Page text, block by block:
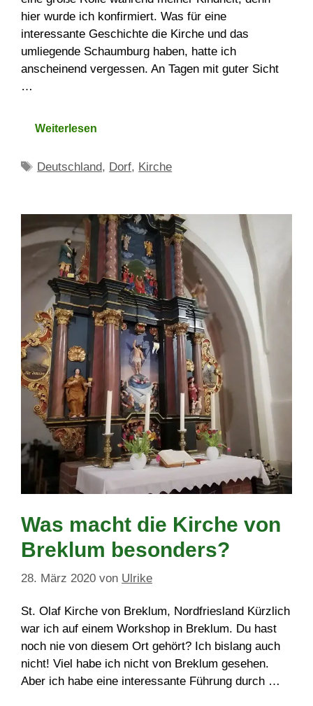
hier wurde ich konfirmiert. Was für eine
interessante Geschichte die Kirche und das
umliegende Schaumburg haben, hatte ich
anscheinend vergessen. An Tagen mit guter Sicht
…
Weiterlesen
Schlagwörter
Deutschland, Dorf, Kirche
Was macht die Kirche von
Breklum besonders?
28. März 2020 von Ulrike
St. Olaf Kirche von Breklum, Nordfriesland Kürzlich
war ich auf einem Workshop in Breklum. Du hast
noch nie von diesem Ort gehört? Ich bislang auch
nicht! Viel habe ich nicht von Breklum gesehen.
Aber ich habe eine interessante Führung durch …